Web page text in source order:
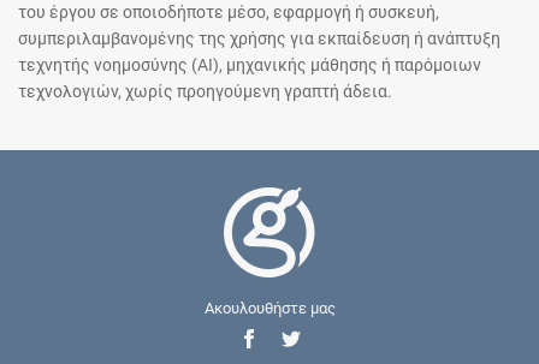
του έργου σε οποιοδήποτε μέσο, εφαρμογή ή συσκευή,
συμπεριλαμβανομένης της χρήσης για εκπαίδευση ή ανάπτυξη
τεχνητής νοημοσύνης (AI), μηχανικής μάθησης ή παρόμοιων
τεχνολογιών, χωρίς προηγούμενη γραπτή άδεια.
Ακουλουθήστε μας